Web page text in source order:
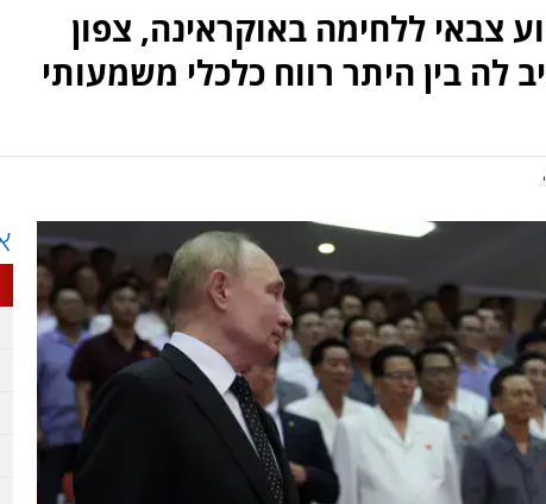
צבאי ללחימה באוקראינה, צפון
לה בין היתר רווח כלכלי משמעותי